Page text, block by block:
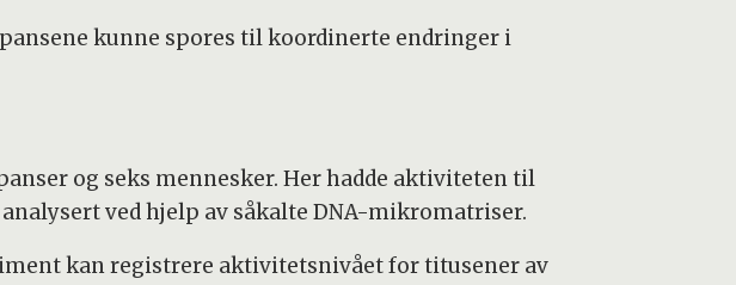
kunne spores til koordinerte endringer i
og seks mennesker. Her hadde aktiviteten til
ved hjelp av såkalte DNA-mikromatriser.
kan registrere aktivitetsnivået for titusener av